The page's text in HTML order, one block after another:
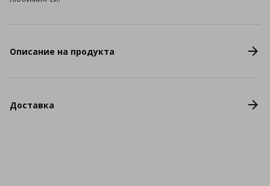
Описание на продукта
Доставка